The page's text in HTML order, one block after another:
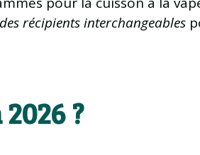
récipients interchangeables
?